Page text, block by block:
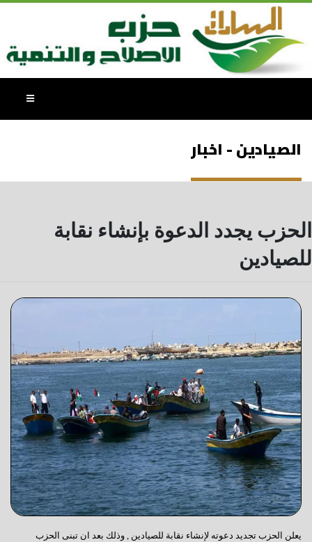
الصيادين - اخبار
الحزب يجدد الدعوة بإنشاء نقابة
للصيادين
يعلن الحزب تجديد دعوته لإنشاء نقابة للصيادين , وذلك بعد ان تبنى الحزب